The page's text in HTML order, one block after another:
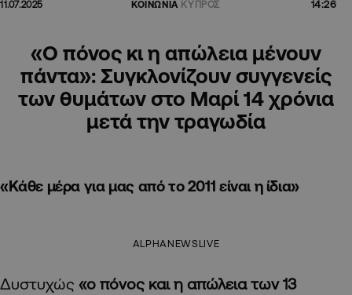
11.07.2025 ΚΟΙΝΩΝΙΑ ΚΥΠΡΟΣ 14:26
«Ο πόνος κι η απώλεια μένουν
πάντα»: Συγκλονίζουν συγγενείς
των θυμάτων στο Μαρί 14 χρόνια
μετά την τραγωδία
«Κάθε μέρα για μας από το 2011 είναι η ίδια»
ALPHANEWSLIVE
Δυστυχώς «ο πόνος και η απώλεια των 13